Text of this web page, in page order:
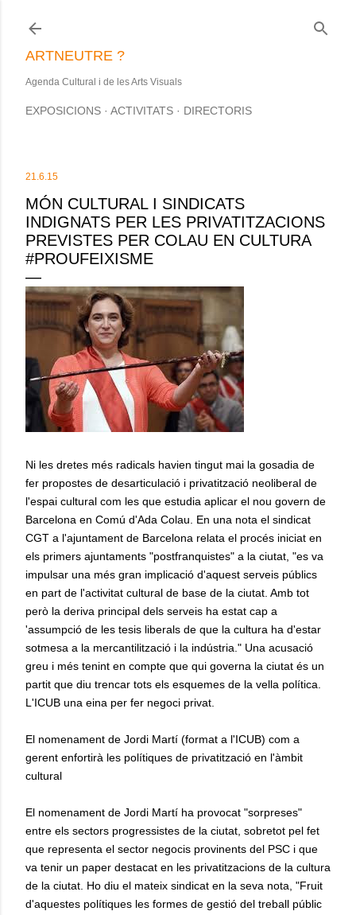
ARTNEUTRE ?
Agenda Cultural i de les Arts Visuals
EXPOSICIONS ACTIVITATS DIRECTORIS
21.6.15
MÓN CULTURAL I SINDICATS
INDIGNATS PER LES PRIVATITZACIONS
PREVISTES PER COLAU EN CULTURA
#PROUFEIXISME
Ni les dretes més radicals havien tingut mai la gosadia de
fer propostes de desarticulació i privatització neoliberal de
l'espai cultural com les que estudia aplicar el nou govern de
Barcelona en Comú d'Ada Colau. En una nota el sindicat
CGT a l'ajuntament de Barcelona relata el procés iniciat en
els primers ajuntaments "postfranquistes" a la ciutat, "es va
impulsar una més gran implicació d'aquest serveis públics
en part de l'activitat cultural de base de la ciutat. Amb tot
però la deriva principal dels serveis ha estat cap a
'assumpció de les tesis liberals de que la cultura ha d'estar
sotmesa a la mercantilització i la indústria." Una acusació
greu i més tenint en compte que qui governa la ciutat és un
partit que diu trencar tots els esquemes de la vella política.
L'ICUB una eina per fer negoci privat.
El nomenament de Jordi Martí (format a l'ICUB) com a
gerent enfortirà les polítiques de privatització en l'àmbit
cultural
El nomenament de Jordi Martí ha provocat "sorpreses"
entre els sectors progressistes de la ciutat, sobretot pel fet
que representa el sector negocis provinents del PSC i que
va tenir un paper destacat en les privatitzacions de la cultura
de la ciutat. Ho diu el mateix sindicat en la seva nota, "Fruit
d'aquestes polítiques les formes de gestió del treball públic